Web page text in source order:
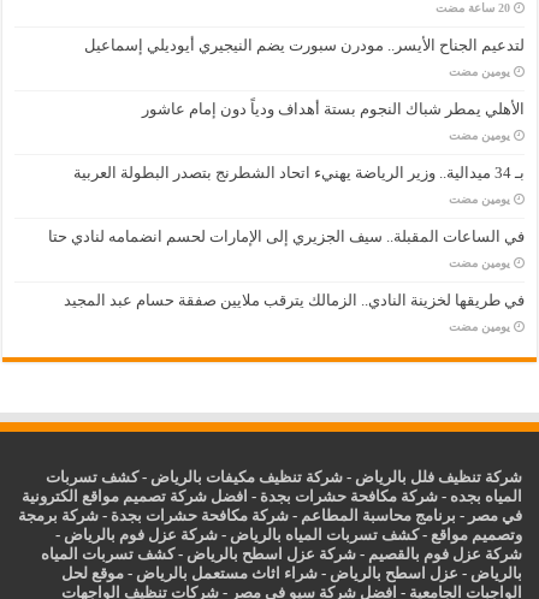
‏20 ساعة مضت
لتدعيم الجناح الأيسر.. مودرن سبورت يضم النيجيري أيوديلي إسماعيل
‏يومين مضت
الأهلي يمطر شباك النجوم بستة أهداف ودياً دون إمام عاشور
‏يومين مضت
بـ 34 ميدالية.. وزير الرياضة يهنيء اتحاد الشطرنج بتصدر البطولة العربية
‏يومين مضت
في الساعات المقبلة.. سيف الجزيري إلى الإمارات لحسم انضمامه لنادي حتا
‏يومين مضت
في طريقها لخزينة النادي.. الزمالك يترقب ملايين صفقة حسام عبد المجيد
‏يومين مضت
شركة تنظيف فلل بالرياض -شركة تنظيف مكيفات بالرياض -كشف تسربات
المياه بجده -شركة مكافحة حشرات بجدة - افضل شركة تصميم مواقع الكترونية
في مصر - برنامج محاسبة المطاعم -شركة مكافحة حشرات بجدة -شركة برمجة
وتصميم مواقع -كشف تسربات المياه بالرياض -شركة عزل فوم بالرياض -
شركة عزل فوم بالقصيم -شركة عزل اسطح بالرياض -كشف تسربات المياه
بالرياض - عزل اسطح بالرياض -شراء اثاث مستعمل بالرياض - موقع لحل
الواجبات الجامعية - افضل شركة سيو في مصر -شركات تنظيف الواجهات